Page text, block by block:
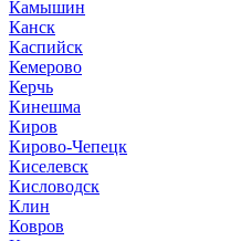
Камышин
Канск
Каспийск
Кемерово
Керчь
Кинешма
Киров
Кирово-Чепецк
Киселевск
Кисловодск
Клин
Ковров